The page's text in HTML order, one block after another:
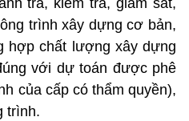
tra, kiểm tra, giám sát,
trình xây dựng cơ bản,
hợp chất lượng xây dựng
với dự toán được phê
của cấp có thẩm quyền),
trình.